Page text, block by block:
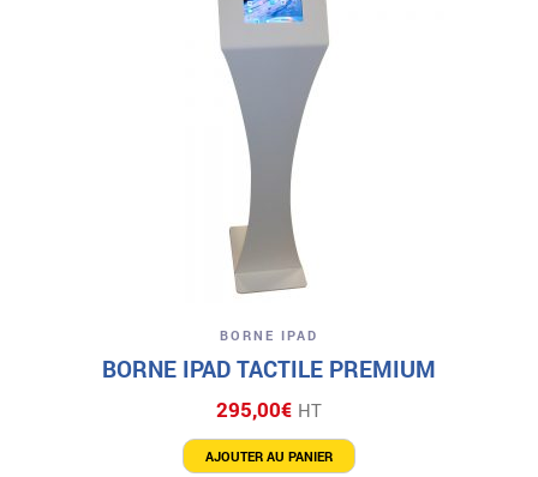
BORNE IPAD
BORNE IPAD TACTILE PREMIUM
295,00€ HT
AJOUTER AU PANIER